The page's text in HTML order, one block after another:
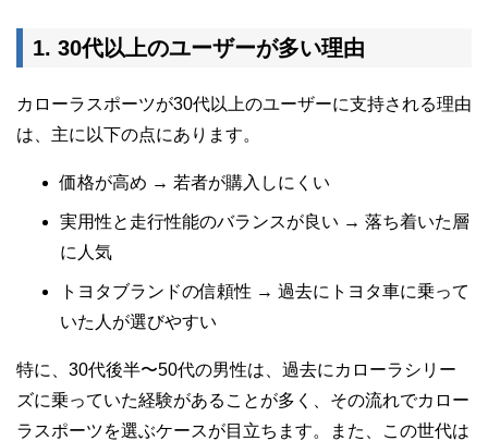
1. 30代以上のユーザーが多い理由
カローラスポーツが30代以上のユーザーに支持される理由
は、主に以下の点にあります。
価格が高め → 若者が購入しにくい
実用性と走行性能のバランスが良い → 落ち着いた層
に人気
トヨタブランドの信頼性 → 過去にトヨタ車に乗って
いた人が選びやすい
特に、30代後半〜50代の男性は、過去にカローラシリー
ズに乗っていた経験があることが多く、その流れでカロー
ラスポーツを選ぶケースが目立ちます。また、この世代は